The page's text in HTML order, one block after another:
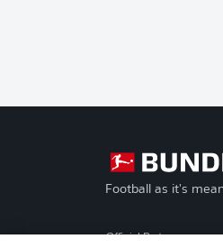
Football as it's
Official Partners